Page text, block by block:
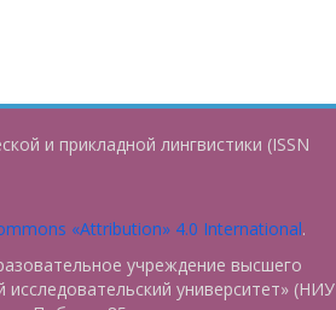
и прикладной лингвистики (ISSN
«Attribution» 4.0 International.
учреждение высшего
университет» (НИУ